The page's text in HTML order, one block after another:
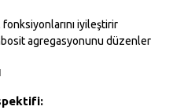
iyileştirir
agregasyonunu düzenler